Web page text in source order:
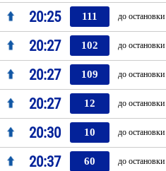
20:25 111 до остановки
20:27 102 до остановки
20:27 109 до остановки
20:27 12 до остановки
20:30 10 до остановки
20:37 60 до остановки